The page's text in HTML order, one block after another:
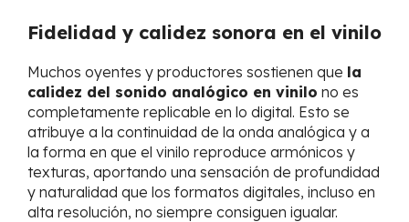
Fidelidad y calidez sonora en el vinilo
Muchos oyentes y productores sostienen que la
calidez del sonido analógico en vinilo no es
completamente replicable en lo digital. Esto se
atribuye a la continuidad de la onda analógica y a
la forma en que el vinilo reproduce armónicos y
texturas, aportando una sensación de profundidad
y naturalidad que los formatos digitales, incluso en
alta resolución, no siempre consiguen igualar.